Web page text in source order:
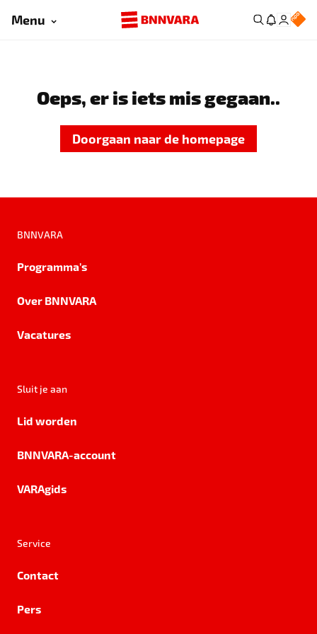
Menu
Oeps, er is iets mis gegaan..
Doorgaan naar de homepage
BNNVARA
Programma's
Over BNNVARA
Vacatures
Sluit je aan
Lid worden
BNNVARA-account
VARAgids
Service
Contact
Pers